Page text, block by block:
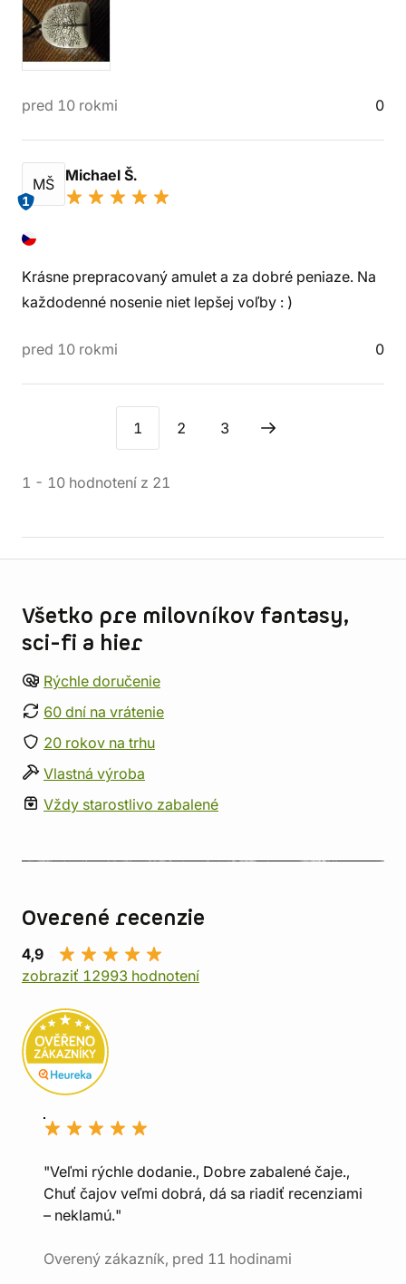
pred 10 rokmi 0
MŠ
1
Michael Š.
Krásne prepracovaný amulet a za dobré peniaze. Na
každodenné nosenie niet lepšej voľby : )
pred 10 rokmi 0
1 2 3
1 - 10 hodnotení z 21
Všetko pre milovníkov fantasy,
sci-fi a hier
Rýchle doručenie
60 dní na vrátenie
20 rokov na trhu
Vlastná výroba
Vždy starostlivo zabalené
Overené recenzie
4,9
zobraziť 12993 hodnotení
"Veľmi rýchle dodanie., Dobre zabalené čaje.,
Chuť čajov veľmi dobrá, dá sa riadiť recenziami
– neklamú."
Overený zákazník, pred 11 hodinami